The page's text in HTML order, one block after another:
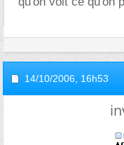
14/10/2006, 16h53